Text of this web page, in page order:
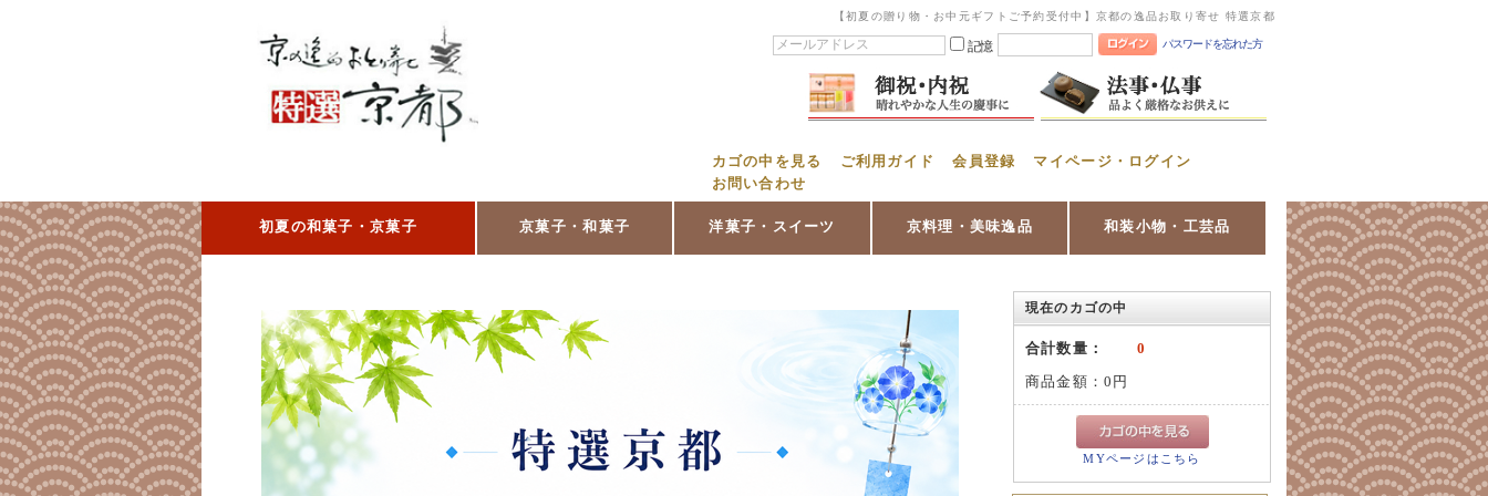
【初夏の贈り物・お中元ギフトご予約受付中】京都の逸品お取り寄せ 特選京都
記憶 パスワードを忘れた方
カゴの中を見る ご利用ガイド 会員登録
マイページ・ログイン
お問い合わせ
初夏の和菓子・京菓子 京菓子・和菓子 洋菓子・スイーツ 京料理・美味逸品 和装小物・工芸品
現在のカゴの中
合計数量： 0
商品金額：0円
MYページはこちら